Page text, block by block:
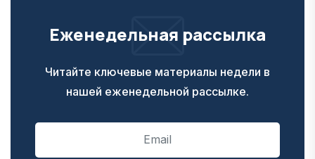
Еженедельная рассылка
Читайте ключевые материалы недели в
нашей еженедельной рассылке.